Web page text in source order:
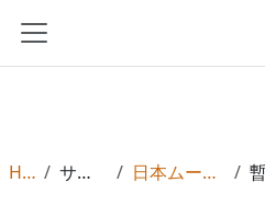
サイドパネル
Home サイトページ 日本ムードル協会告知板